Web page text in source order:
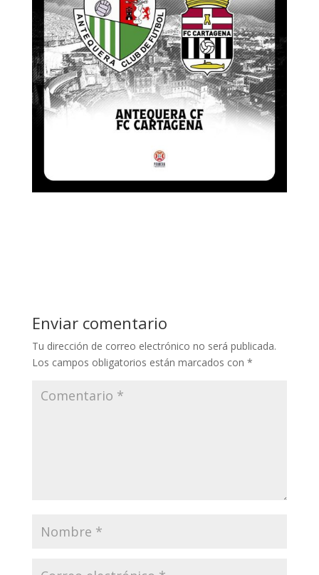
Enviar comentario
Tu dirección de correo electrónico no será publicada.
Los campos obligatorios están marcados con *